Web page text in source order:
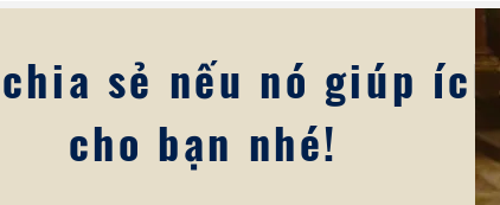
sẻ nếu nó giúp ích
cho bạn nhé!